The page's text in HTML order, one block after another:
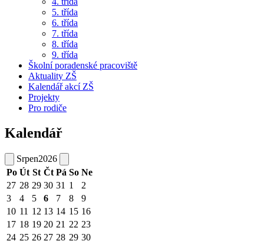
5. třída
6. třída
7. třída
8. třída
9. třída
Školní poradenské pracoviště
Aktuality ZŠ
Kalendář akcí ZŠ
Projekty
Pro rodiče
Kalendář
Srpen2026
Po Út St Čt Pá So Ne
27 28 29 30 31 1
2
3
4 5 6 7 8
9
10 11 12 13 14 15 16
17 18 19 20 21 22 23
24 25 26 27 28 29 30